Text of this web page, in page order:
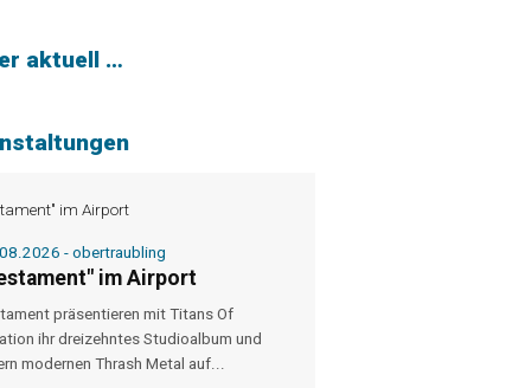
aktuell …
- obertraubling
im Airport
präsentieren mit Titans Of
ihr dreizehntes Studioalbum und
modernen Thrash Metal auf...